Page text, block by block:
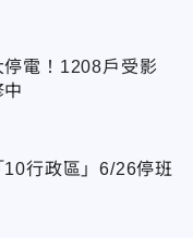
電！1208戶受影
行政區」6/26停班